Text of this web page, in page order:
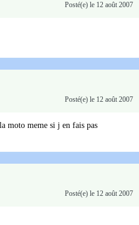
Posté(e) le 12 août 2007
Posté(e) le 12 août 2007
moto meme si j en fais pas
Posté(e) le 12 août 2007